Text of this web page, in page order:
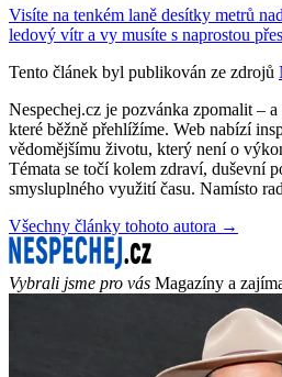
Visíte na tenkém laně desítky metrů
ledový vítr a vy musíte s naprostou
Tento článek byl publikován ze zdrojů
Nespechej.cz je pozvánka zpomalit –
které běžně přehlížíme. Web nabízí
vědomějšímu životu, který není o
Témata se točí kolem zdraví, duševní
smysluplného využití času. Namísto
Všechny články tohoto autora →
Vybrali jsme pro vás Magazíny a